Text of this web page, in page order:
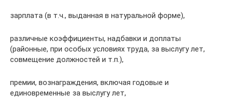
зарплата (в т.ч., выданная в натуральной форме),
различные коэффициенты, надбавки и доплаты
(районные, при особых условиях труда, за выслугу лет,
совмещение должностей и т.п.),
премии, вознаграждения, включая годовые и
единовременные за выслугу лет,